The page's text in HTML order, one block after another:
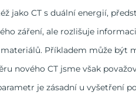
jako CT s duální energií,
záření, ale rozlišuje
materiálů. Příkladem může
nového CT jsme však
je zásadní u vyšetření